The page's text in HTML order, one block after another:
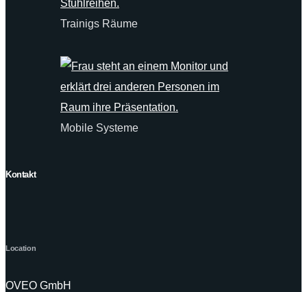
Trainigs Räume
Mobile Systeme
Kontakt
Location
OVEO GmbH